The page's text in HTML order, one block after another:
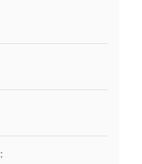
: